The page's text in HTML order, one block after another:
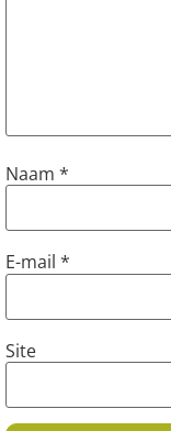
Naam *
E-mail *
Site